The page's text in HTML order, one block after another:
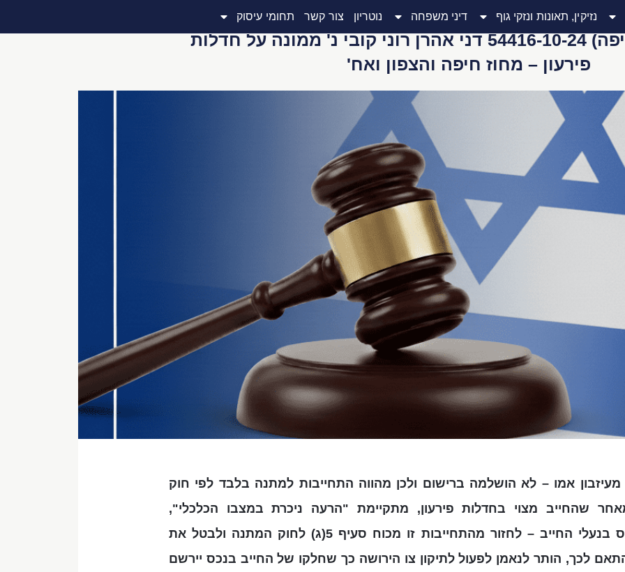
נזיקין, תאונות ונזקי גוף דיני משפחה נוטריון צור קשר תחומי עיסוק
חדל"פ (שלום חיפה) 54416-10-24 דני אהרן רוני קובי נ' ממונה על חדלות
פירעון – מחוז חיפה והצפון ואח'
אמו – לא הושלמה ברישום ולכן מהווה התחייבות למתנה בלבד לפי חוק
תשכ"ח-1968. מאחר שהחייב מצוי בחדלות פירעון, מתקיימת "הרעה ניכרת במצבו הכלכלי",
המאפשרת לנאמן – הנכנס בנעלי החייב – לחזור מהתחייבות זו מכוח סעיף 5(ג) לחוק המתנה ולבטל את
לכך, הותר לנאמן לפעול לתיקון צו הירושה כך שחלקו של החייב בנכס יירשם